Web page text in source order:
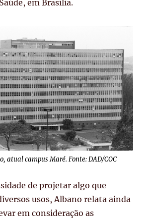
em Brasília.
atual campus Maré. Fonte: DAD/COC
de projetar algo que
usos, Albano relata ainda
em consideração as